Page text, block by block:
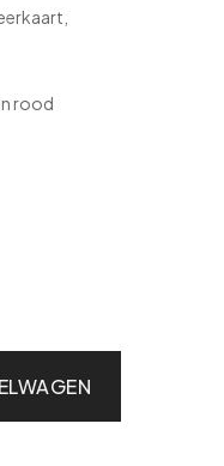
rood